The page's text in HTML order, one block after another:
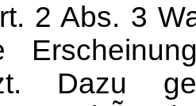
2 Abs. 3
Dazu